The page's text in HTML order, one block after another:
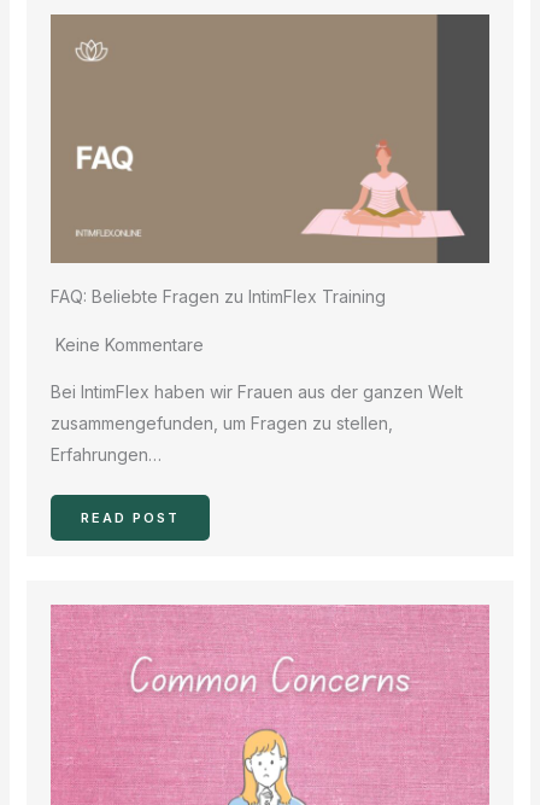
FAQ: Beliebte Fragen zu IntimFlex Training
Keine Kommentare
Bei IntimFlex haben wir Frauen aus der ganzen Welt
zusammengefunden, um Fragen zu stellen,
Erfahrungen…
READ POST